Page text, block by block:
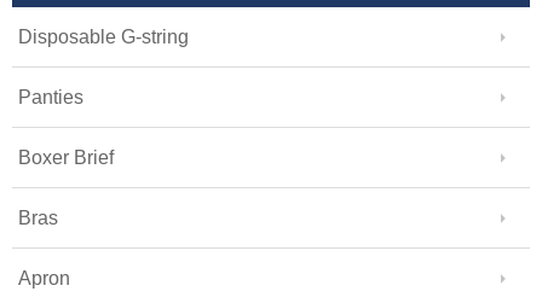
Disposable G-string
Panties
Boxer Brief
Bras
Apron